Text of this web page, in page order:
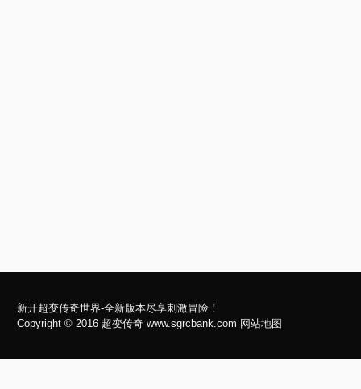
新开超变传奇世界-全新版本尽享刺激冒险！
Copyright © 2016 超变传奇 www.sgrcbank.com 网站地图